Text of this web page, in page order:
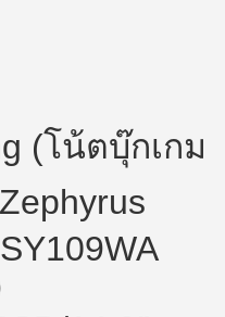
(โน้ตบุ๊กเกม